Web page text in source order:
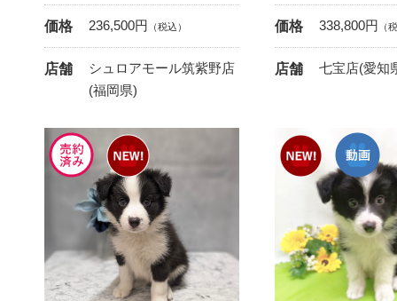
価格 236,500円 （税込）
店舗
シュロアモール筑紫野店
(福岡県)
価格 338,800円 （
店舗 七宝店(愛知